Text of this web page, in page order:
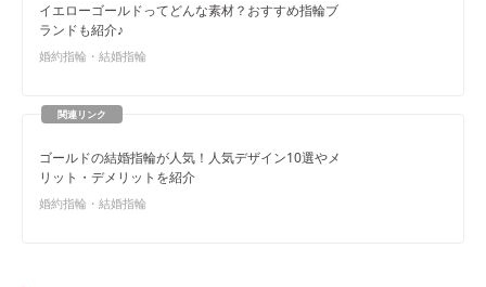
イエローゴールドってどんな素材？おすすめ指輪ブ
ランドも紹介♪
婚約指輪・結婚指輪
ゴールドの結婚指輪が人気！人気デザイン10選やメ
リット・デメリットを紹介
婚約指輪・結婚指輪